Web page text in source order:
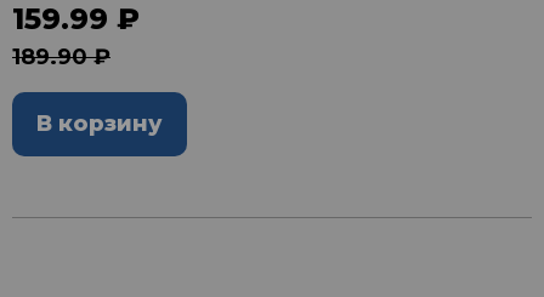
159.99 ₽
189.90 ₽
В корзину